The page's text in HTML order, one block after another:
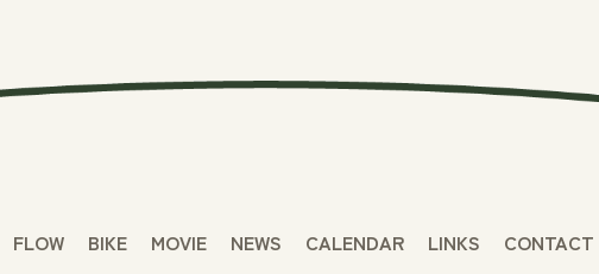
FLOW BIKE MOVIE NEWS CALENDAR LINKS CONTACT